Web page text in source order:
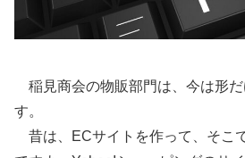
稲見商会の物販部門は、今は形
す。
昔は、ECサイトを作って、そこ